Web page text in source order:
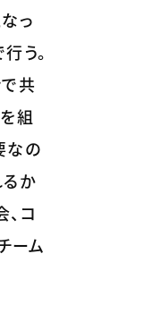
っ
う。
共
組
なの
か
コ
ーム